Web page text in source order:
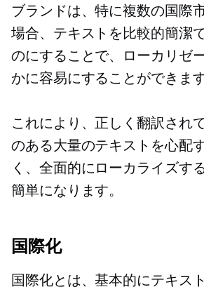
ブランドは、特に複数の国際
場合、テキストを比較的簡潔
のにすることで、ローカリゼ
かに容易にすることができます
これにより、正しく翻訳され
のある大量のテキストを心配
く、全面的にローカライズす
簡単になります。
国際化
国際化とは、基本的にテキス